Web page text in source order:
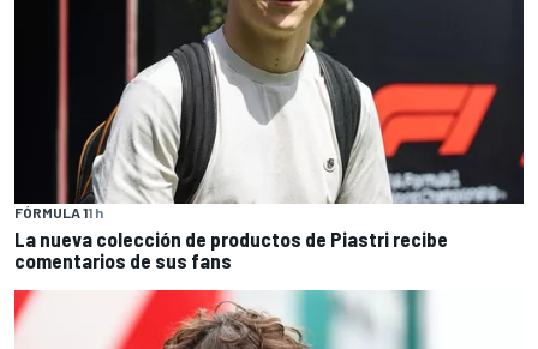
FÓRMULA 11 h
La nueva colección de productos de Piastri recibe
comentarios de sus fans